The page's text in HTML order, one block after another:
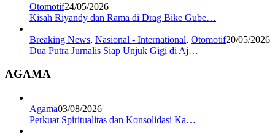
Otomotif24/05/2026
Kisah Riyandy dan Rama di Drag Bike Gube…
Breaking News, Nasional - International, Otomotif20/05/2026
Dua Putra Jurnalis Siap Unjuk Gigi di Aj…
AGAMA
Agama03/08/2026
Perkuat Spiritualitas dan Konsolidasi Ka…